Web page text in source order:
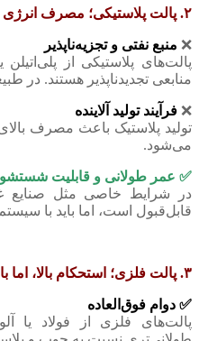
۲. ‌پالت پلاستیکی؛ مصرف انرژی بالا و تجزیه‌ناپذیر
❌ منبع نفتی و تجزیه‌ناپذیر
پالت‌های پلاستیکی از
منابعی تجدیدناپذیر هستند. در
❌ فرآیند تولید آلاینده
تولید پلاستیک باعث مصرف
می‌شود.
✅ عمر طولانی و قابلیت شستشو
در شرایط خاصی مثل صنایع
قابل‌قبول است، اما باید با
۳. ‌پالت فلزی؛ استحکام بالا، اما با ردپای کربنی زیاد
✅ دوام فوق‌العاده
پالت‌های فلزی از فولاد یا